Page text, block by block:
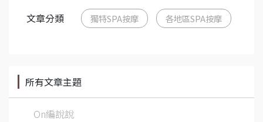
文章分類 獨特SPA按摩 各地區SPA按摩
所有文章主題
On編說說